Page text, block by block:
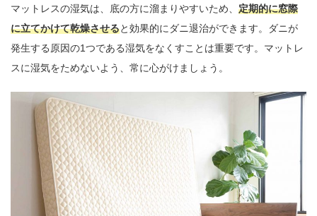
マットレスの湿気は、底の方に溜まりやすいため、 定期的に窓際
に立てかけて乾燥させると効果的にダニ退治ができます。ダニが
発生する原因の1つである湿気をなくすことは重要です。マットレ
スに湿気をためないよう、常に心がけましょう。